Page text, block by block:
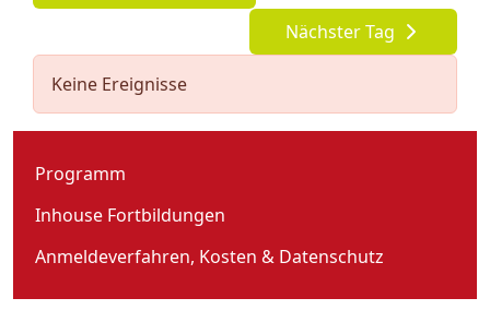
Nächster Tag
Keine Ereignisse
Programm
Inhouse Fortbildungen
Anmeldeverfahren, Kosten & Datenschutz